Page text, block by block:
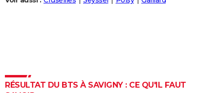
Carte de Noël
Carte Bonne année
Carte Saint-Valentin
Carte Pâques
Carte d'anniversaire
RÉSULTAT DU BTS À SAVIGNY : CE QU'IL FAUT